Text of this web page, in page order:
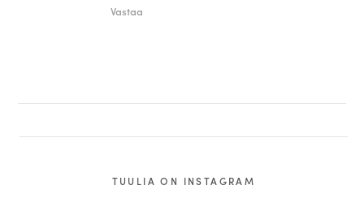
Vastaa
TUULIA ON INSTAGRAM